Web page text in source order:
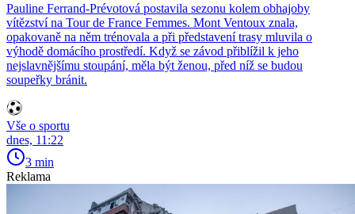
Pauline Ferrand-Prévotová postavila sezonu kolem obhajoby
vítězství na Tour de France Femmes. Mont Ventoux znala,
opakovaně na něm trénovala a při představení trasy mluvila o
výhodě domácího prostředí. Když se závod přiblížil k jeho
nejslavnějšímu stoupání, měla být ženou, před níž se budou
soupeřky bránit.
Vše o sportu
dnes, 11:22
3 min
Reklama